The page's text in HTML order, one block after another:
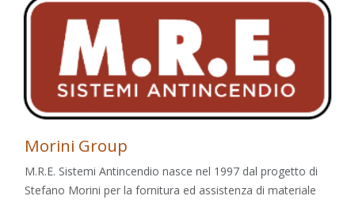
Morini Group
M.R.E. Sistemi Antincendio nasce nel 1997 dal progetto di
Stefano Morini per la fornitura ed assistenza di materiale